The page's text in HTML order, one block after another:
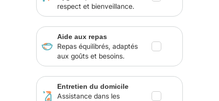
respect et bienveillance.
Aide aux repas
Repas équilibrés, adaptés
aux goûts et besoins.
Entretien du domicile
Assistance dans les